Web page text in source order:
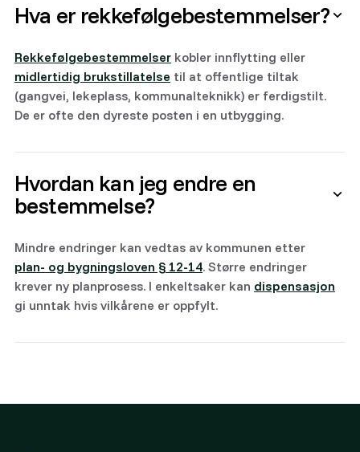
Hva er rekkefølgebestemmelser?
Rekkefølgebestemmelser kobler innflytting eller
midlertidig brukstillatelse til at offentlige tiltak
(gangvei, lekeplass, kommunalteknikk) er ferdigstilt.
De er ofte den dyreste posten i en utbygging.
Hvordan kan jeg endre en
bestemmelse?
Mindre endringer kan vedtas av kommunen etter
plan- og bygningsloven § 12-14. Større endringer
krever ny planprosess. I enkeltsaker kan dispensasjon
gi unntak hvis vilkårene er oppfylt.